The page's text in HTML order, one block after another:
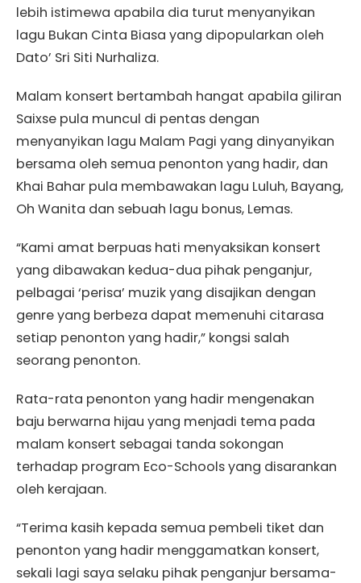
lebih istimewa apabila dia turut menyanyikan
lagu Bukan Cinta Biasa yang dipopularkan oleh
Dato’ Sri Siti Nurhaliza.
Malam konsert bertambah hangat apabila giliran
Saixse pula muncul di pentas dengan
menyanyikan lagu Malam Pagi yang dinyanyikan
bersama oleh semua penonton yang hadir, dan
Khai Bahar pula membawakan lagu Luluh, Bayang,
Oh Wanita dan sebuah lagu bonus, Lemas.
“Kami amat berpuas hati menyaksikan konsert
yang dibawakan kedua-dua pihak penganjur,
pelbagai ‘perisa’ muzik yang disajikan dengan
genre yang berbeza dapat memenuhi citarasa
setiap penonton yang hadir,” kongsi salah
seorang penonton.
Rata-rata penonton yang hadir mengenakan
baju berwarna hijau yang menjadi tema pada
malam konsert sebagai tanda sokongan
terhadap program Eco-Schools yang disarankan
oleh kerajaan.
“Terima kasih kepada semua pembeli tiket dan
penonton yang hadir menggamatkan konsert,
sekali lagi saya selaku pihak penganjur bersama-